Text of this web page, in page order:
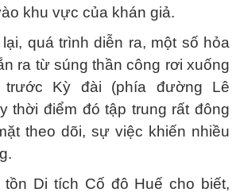
khu vực của khán giả.
quá trình diễn ra, một số hỏa
ra từ súng thần công rơi xuống
Kỳ đài (phía đường Lê
thời điểm đó tập trung rất đông
theo dõi, sự việc khiến nhiều
tồn Di tích Cố đô Huế cho biết,